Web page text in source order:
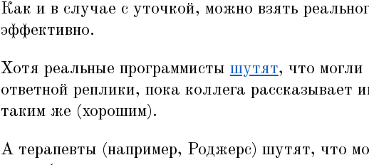
Как и в случае с уточкой, можно взять
эффективно.
Хотя реальные программисты шутят, что могли
ответной реплики, пока коллега рассказывает
таким же (хорошим).
А терапевты (например, Роджерс) шутят, что